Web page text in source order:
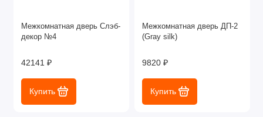
Межкомнатная дверь Слэб-
декор №4
42141 ₽
Купить
Межкомнатная дверь ДП-2
(Gray silk)
9820 ₽
Купить